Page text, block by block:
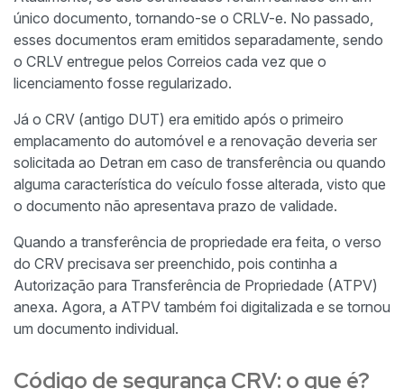
único documento, tornando-se o CRLV-e. No passado,
esses documentos eram emitidos separadamente, sendo
o CRLV entregue pelos Correios cada vez que o
licenciamento fosse regularizado.
Já o CRV (antigo DUT) era emitido após o primeiro
emplacamento do automóvel e a renovação deveria ser
solicitada ao Detran em caso de transferência ou quando
alguma característica do veículo fosse alterada, visto que
o documento não apresentava prazo de validade.
Quando a transferência de propriedade era feita, o verso
do CRV precisava ser preenchido, pois continha a
Autorização para Transferência de Propriedade (ATPV)
anexa. Agora, a ATPV também foi digitalizada e se tornou
um documento individual.
Código de segurança CRV: o que é?